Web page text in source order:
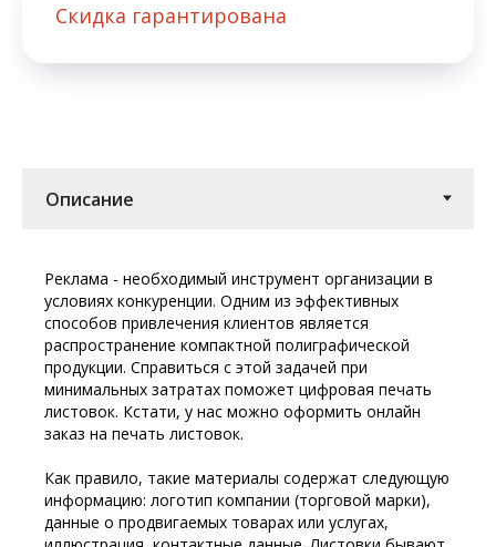
Скидка гарантирована
Реклама - необходимый инструмент организации в
условиях конкуренции. Одним из эффективных
способов привлечения клиентов является
распространение компактной полиграфической
продукции. Справиться с этой задачей при
минимальных затратах поможет цифровая печать
листовок. Кстати, у нас можно оформить онлайн
заказ на печать листовок.
Как правило, такие материалы содержат следующую
информацию: логотип компании (торговой марки),
данные о продвигаемых товарах или услугах,